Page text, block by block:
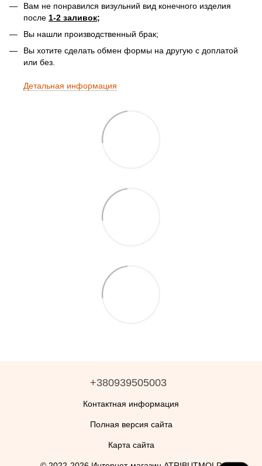
Вам не понравился визульний вид конечного изделия
после 1-2 заливок;
Вы нашли производственный брак;
Вы хотите сделать обмен формы на другую с доплатой
или без.
Детальная информация
+380939505003
Контактная информация
Полная версия сайта
Карта сайта